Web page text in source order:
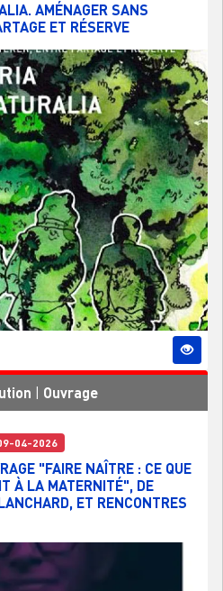
AMÉNAGER SANS
ET RÉSERVE
Ouvrage
04-2026
"FAIRE NAÎTRE : CE QUE
À LA MATERNITÉ", DE
ET RENCONTRES